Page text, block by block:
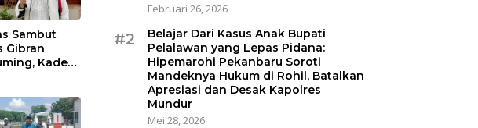
Sambut
Gibran
Kader
Rokan
Februari 26, 2026
#2
Belajar Dari Kasus Anak Bupati
Pelalawan yang Lepas Pidana:
Hipemarohi Pekanbaru Soroti
Mandeknya Hukum di Rohil, Batalkan
Apresiasi dan Desak Kapolres
Mundur
Mei 28, 2026